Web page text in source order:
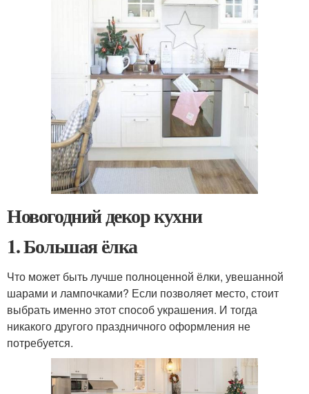
Новогодний декор кухни
1. Большая ёлка
Что может быть лучше полноценной ёлки, увешанной
шарами и лампочками? Если позволяет место, стоит
выбрать именно этот способ украшения. И тогда
никакого другого праздничного оформления не
потребуется.